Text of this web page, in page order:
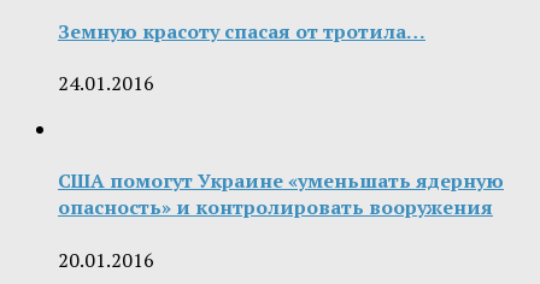
Земную красоту спасая от тротила…
24.01.2016
США помогут Украине «уменьшать ядерную
опасность» и контролировать вооружения
20.01.2016